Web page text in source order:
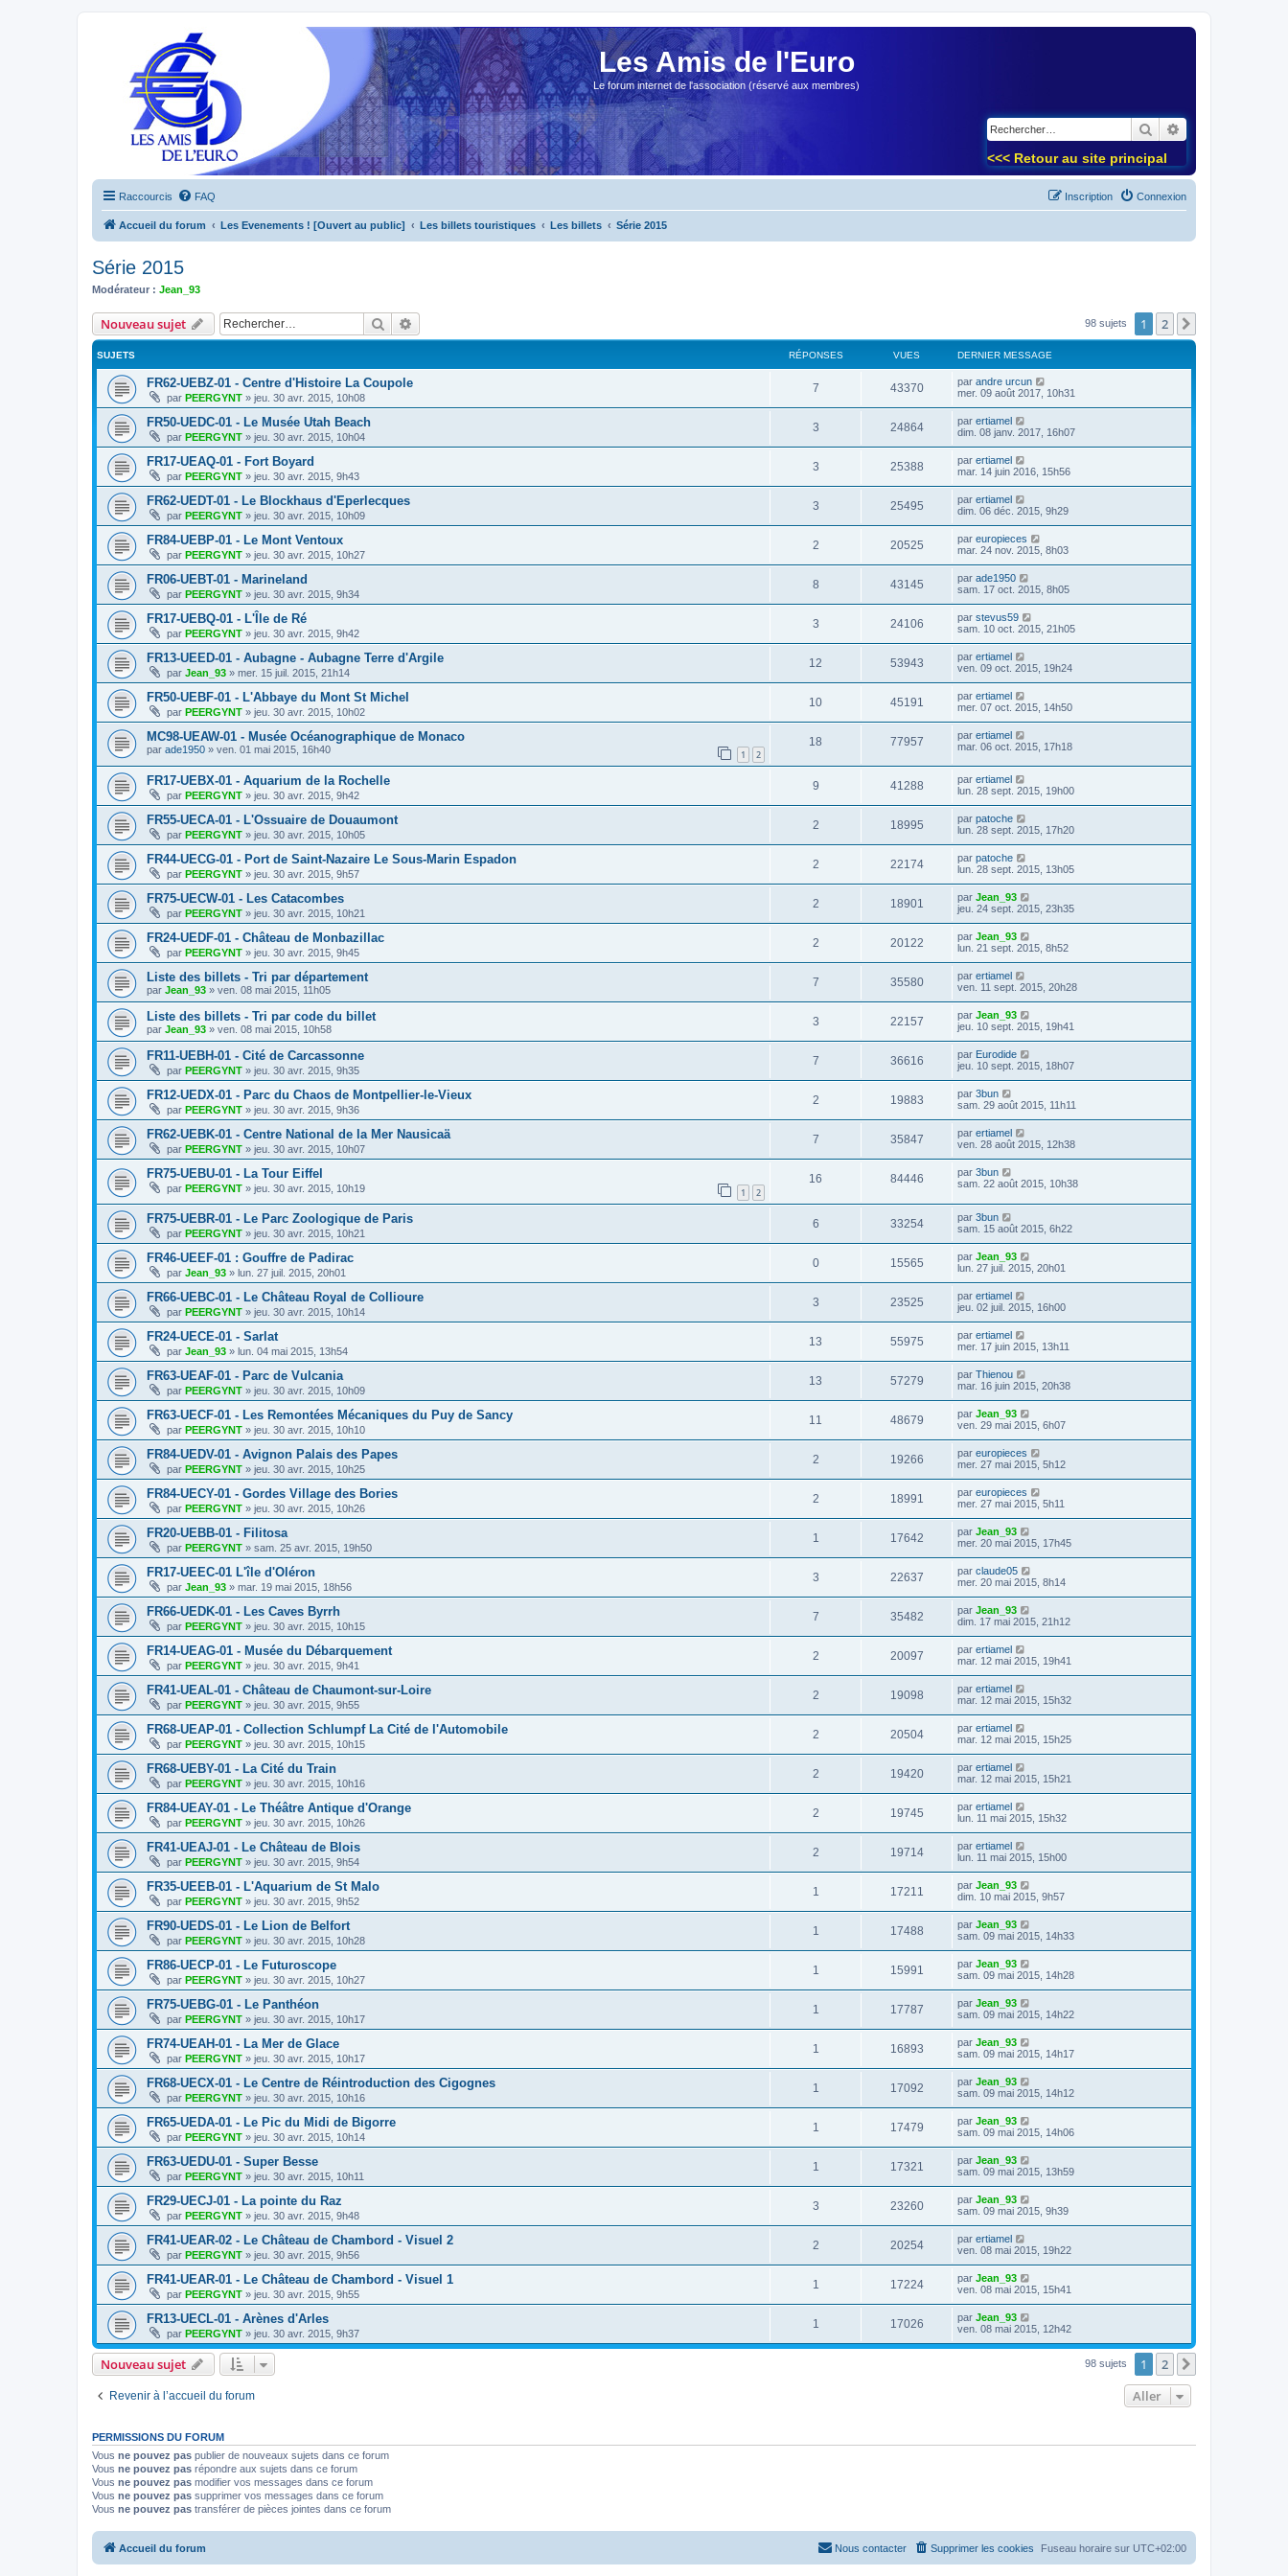
Les Amis de l'Euro
Le forum internet de l'association (réservé aux membres)
Rechercher
<<< Retour au site principal
Raccourcis FAQ Connexion
Inscription
Accueil du forum Les Evenements ! [Ouvert au public] Les billets touristiques Les billets Série 2015
Série 2015
Modérateur : Jean_93
Nouveau sujet Rechercher 98 sujets 1 2
SUJETS RÉPONSES VUES DERNIER MESSAGE
FR62-UEBZ-01 - Centre d'Histoire La Coupole
par PEERGYNT » jeu. 30 avr. 2015, 10h08
7 43370 par andre urcun
mer. 09 août 2017, 10h31
FR50-UEDC-01 - Le Musée Utah Beach
par PEERGYNT » jeu. 30 avr. 2015, 10h04
3 24864 par ertiamel
dim. 08 janv. 2017, 16h07
FR17-UEAQ-01 - Fort Boyard
par PEERGYNT » jeu. 30 avr. 2015, 9h43
3 25388 par ertiamel
mar. 14 juin 2016, 15h56
FR62-UEDT-01 - Le Blockhaus d'Eperlecques
par PEERGYNT » jeu. 30 avr. 2015, 10h09
3 25495 par ertiamel
dim. 06 déc. 2015, 9h29
FR84-UEBP-01 - Le Mont Ventoux
par PEERGYNT » jeu. 30 avr. 2015, 10h27
2 20525 par europieces
mar. 24 nov. 2015, 8h03
FR06-UEBT-01 - Marineland
par PEERGYNT » jeu. 30 avr. 2015, 9h34
8 43145 par ade1950
sam. 17 oct. 2015, 8h05
FR17-UEBQ-01 - L'Île de Ré
par PEERGYNT » jeu. 30 avr. 2015, 9h42
3 24106 par stevus59
sam. 10 oct. 2015, 21h05
FR13-UEED-01 - Aubagne - Aubagne Terre d'Argile
par Jean_93 » mer. 15 juil. 2015, 21h14
12 53943 par ertiamel
ven. 09 oct. 2015, 19h24
FR50-UEBF-01 - L'Abbaye du Mont St Michel
par PEERGYNT » jeu. 30 avr. 2015, 10h02
10 45191 par ertiamel
mer. 07 oct. 2015, 14h50
MC98-UEAW-01 - Musée Océanographique de Monaco
par ade1950 » ven. 01 mai 2015, 16h40 1 2
18 77957 par ertiamel
mar. 06 oct. 2015, 17h18
FR17-UEBX-01 - Aquarium de la Rochelle
par PEERGYNT » jeu. 30 avr. 2015, 9h42
9 41288 par ertiamel
lun. 28 sept. 2015, 19h00
FR55-UECA-01 - L'Ossuaire de Douaumont
par PEERGYNT » jeu. 30 avr. 2015, 10h05
2 18995 par patoche
lun. 28 sept. 2015, 17h20
FR44-UECG-01 - Port de Saint-Nazaire Le Sous-Marin Espadon
par PEERGYNT » jeu. 30 avr. 2015, 9h57
2 22174 par patoche
lun. 28 sept. 2015, 13h05
FR75-UECW-01 - Les Catacombes
par PEERGYNT » jeu. 30 avr. 2015, 10h21
2 18901 par Jean_93
jeu. 24 sept. 2015, 23h35
FR24-UEDF-01 - Château de Monbazillac
par PEERGYNT » jeu. 30 avr. 2015, 9h45
2 20122 par Jean_93
lun. 21 sept. 2015, 8h52
Liste des billets - Tri par département
par Jean_93 » ven. 08 mai 2015, 11h05
7 35580 par ertiamel
ven. 11 sept. 2015, 20h28
Liste des billets - Tri par code du billet
par Jean_93 » ven. 08 mai 2015, 10h58
3 22157 par Jean_93
jeu. 10 sept. 2015, 19h41
FR11-UEBH-01 - Cité de Carcassonne
par PEERGYNT » jeu. 30 avr. 2015, 9h35
7 36616 par Eurodide
jeu. 10 sept. 2015, 18h07
FR12-UEDX-01 - Parc du Chaos de Montpellier-le-Vieux
par PEERGYNT » jeu. 30 avr. 2015, 9h36
2 19883 par 3bun
sam. 29 août 2015, 11h11
FR62-UEBK-01 - Centre National de la Mer Nausicaä
par PEERGYNT » jeu. 30 avr. 2015, 10h07
7 35847 par ertiamel
ven. 28 août 2015, 12h38
FR75-UEBU-01 - La Tour Eiffel
par PEERGYNT » jeu. 30 avr. 2015, 10h19 1 2
16 84446 par 3bun
sam. 22 août 2015, 10h38
FR75-UEBR-01 - Le Parc Zoologique de Paris
par PEERGYNT » jeu. 30 avr. 2015, 10h21
6 33254 par 3bun
sam. 15 août 2015, 6h22
FR46-UEEF-01 : Gouffre de Padirac
par Jean_93 » lun. 27 juil. 2015, 20h01
0 15565 par Jean_93
lun. 27 juil. 2015, 20h01
FR66-UEBC-01 - Le Château Royal de Collioure
par PEERGYNT » jeu. 30 avr. 2015, 10h14
3 23525 par ertiamel
jeu. 02 juil. 2015, 16h00
FR24-UECE-01 - Sarlat
par Jean_93 » lun. 04 mai 2015, 13h54
13 55975 par ertiamel
mer. 17 juin 2015, 13h11
FR63-UEAF-01 - Parc de Vulcania
par PEERGYNT » jeu. 30 avr. 2015, 10h09
13 57279 par Thienou
mar. 16 juin 2015, 20h38
FR63-UECF-01 - Les Remontées Mécaniques du Puy de Sancy
par PEERGYNT » jeu. 30 avr. 2015, 10h10
11 48679 par Jean_93
ven. 29 mai 2015, 6h07
FR84-UEDV-01 - Avignon Palais des Papes
par PEERGYNT » jeu. 30 avr. 2015, 10h25
2 19266 par europieces
mer. 27 mai 2015, 5h12
FR84-UECY-01 - Gordes Village des Bories
par PEERGYNT » jeu. 30 avr. 2015, 10h26
2 18991 par europieces
mer. 27 mai 2015, 5h11
FR20-UEBB-01 - Filitosa
par PEERGYNT » sam. 25 avr. 2015, 19h50
1 17642 par Jean_93
mer. 20 mai 2015, 17h45
FR17-UEEC-01 L'île d'Oléron
par Jean_93 » mar. 19 mai 2015, 18h56
3 22637 par claude05
mer. 20 mai 2015, 8h14
FR66-UEDK-01 - Les Caves Byrrh
par PEERGYNT » jeu. 30 avr. 2015, 10h15
7 35482 par Jean_93
dim. 17 mai 2015, 21h12
FR14-UEAG-01 - Musée du Débarquement
par PEERGYNT » jeu. 30 avr. 2015, 9h41
2 20097 par ertiamel
mar. 12 mai 2015, 19h41
FR41-UEAL-01 - Château de Chaumont-sur-Loire
par PEERGYNT » jeu. 30 avr. 2015, 9h55
2 19098 par ertiamel
mar. 12 mai 2015, 15h32
FR68-UEAP-01 - Collection Schlumpf La Cité de l'Automobile
par PEERGYNT » jeu. 30 avr. 2015, 10h15
2 20504 par ertiamel
mar. 12 mai 2015, 15h25
FR68-UEBY-01 - La Cité du Train
par PEERGYNT » jeu. 30 avr. 2015, 10h16
2 19420 par ertiamel
mar. 12 mai 2015, 15h21
FR84-UEAY-01 - Le Théâtre Antique d'Orange
par PEERGYNT » jeu. 30 avr. 2015, 10h26
2 19745 par ertiamel
lun. 11 mai 2015, 15h32
FR41-UEAJ-01 - Le Château de Blois
par PEERGYNT » jeu. 30 avr. 2015, 9h54
2 19714 par ertiamel
lun. 11 mai 2015, 15h00
FR35-UEEB-01 - L'Aquarium de St Malo
par PEERGYNT » jeu. 30 avr. 2015, 9h52
1 17211 par Jean_93
dim. 10 mai 2015, 9h57
FR90-UEDS-01 - Le Lion de Belfort
par PEERGYNT » jeu. 30 avr. 2015, 10h28
1 17488 par Jean_93
sam. 09 mai 2015, 14h33
FR86-UECP-01 - Le Futuroscope
par PEERGYNT » jeu. 30 avr. 2015, 10h27
1 15991 par Jean_93
sam. 09 mai 2015, 14h28
FR75-UEBG-01 - Le Panthéon
par PEERGYNT » jeu. 30 avr. 2015, 10h17
1 17787 par Jean_93
sam. 09 mai 2015, 14h22
FR74-UEAH-01 - La Mer de Glace
par PEERGYNT » jeu. 30 avr. 2015, 10h17
1 16893 par Jean_93
sam. 09 mai 2015, 14h17
FR68-UECX-01 - Le Centre de Réintroduction des Cigognes
par PEERGYNT » jeu. 30 avr. 2015, 10h16
1 17092 par Jean_93
sam. 09 mai 2015, 14h12
FR65-UEDA-01 - Le Pic du Midi de Bigorre
par PEERGYNT » jeu. 30 avr. 2015, 10h14
1 17479 par Jean_93
sam. 09 mai 2015, 14h06
FR63-UEDU-01 - Super Besse
par PEERGYNT » jeu. 30 avr. 2015, 10h11
1 17321 par Jean_93
sam. 09 mai 2015, 13h59
FR29-UECJ-01 - La pointe du Raz
par PEERGYNT » jeu. 30 avr. 2015, 9h48
3 23260 par Jean_93
sam. 09 mai 2015, 9h39
FR41-UEAR-02 - Le Château de Chambord - Visuel 2
par PEERGYNT » jeu. 30 avr. 2015, 9h56
2 20254 par ertiamel
ven. 08 mai 2015, 19h22
FR41-UEAR-01 - Le Château de Chambord - Visuel 1
par PEERGYNT » jeu. 30 avr. 2015, 9h55
1 17224 par Jean_93
ven. 08 mai 2015, 15h41
FR13-UECL-01 - Arènes d'Arles
par PEERGYNT » jeu. 30 avr. 2015, 9h37
1 17026 par Jean_93
ven. 08 mai 2015, 12h42
Nouveau sujet 98 sujets 1 2
Revenir à l’accueil du forum Aller
PERMISSIONS DU FORUM
Vous ne pouvez pas publier de nouveaux sujets dans ce forum
Vous ne pouvez pas répondre aux sujets dans ce forum
Vous ne pouvez pas modifier vos messages dans ce forum
Vous ne pouvez pas supprimer vos messages dans ce forum
Vous ne pouvez pas transférer de pièces jointes dans ce forum
Accueil du forum Fuseau horaire sur UTC+02:00
Supprimer les cookies
Nous contacter